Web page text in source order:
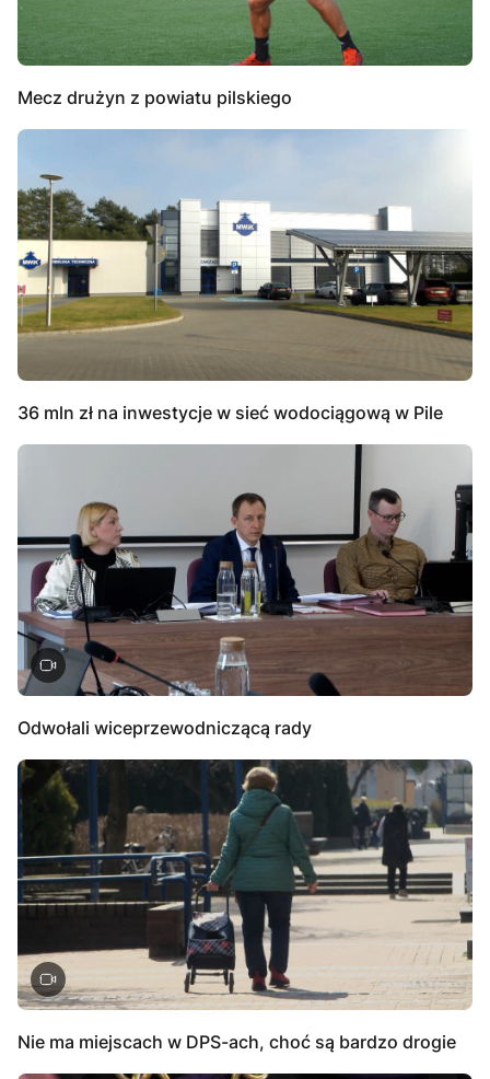
Mecz drużyn z powiatu pilskiego
36 mln zł na inwestycje w sieć wodociągową w Pile
Odwołali wiceprzewodniczącą rady
Nie ma miejscach w DPS-ach, choć są bardzo drogie